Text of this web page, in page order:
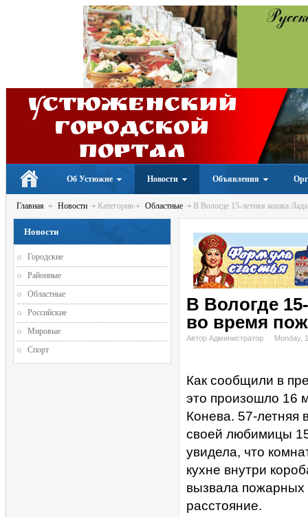
Устюженский
Городской
портал
Об Устюжне Новости Объявления
Главная Новости Категории Областные В Вологде 15-летняя кошка
В Вологде
во время
Автор Администратор Monday,
Как сообщили в
это произошло 16
Конева. 57-летняя
своей любимицы
увидела, что
кухне внутри
вызвала
расстояние.
Новости
Городские
Районные
Областные
Российские
Мировые
Спорт